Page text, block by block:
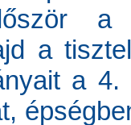
a
a
a 4.